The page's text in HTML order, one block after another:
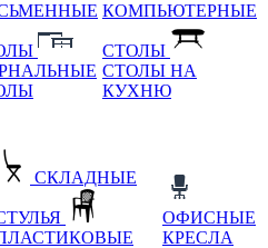
КОМПЬЮТЕРНЫЕ
СТОЛЫ
СТОЛЫ НА
КУХНЮ
СКЛАДНЫЕ
ОФИСНЫЕ
КРЕСЛА